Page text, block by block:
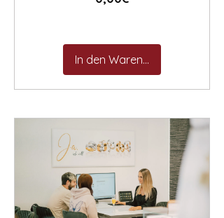
In den Warenkorb